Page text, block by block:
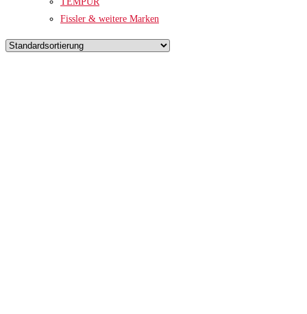
Fissler & weitere Marken